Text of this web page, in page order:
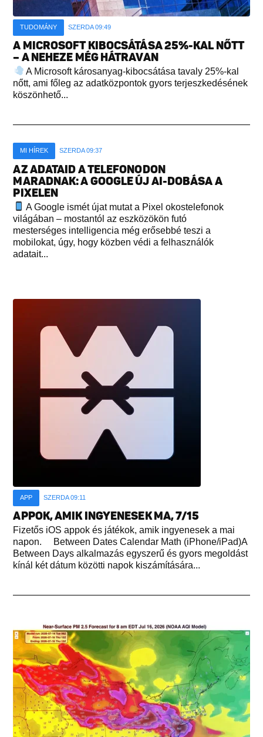
TUDOMÁNY SZERDA 09:49
A MICROSOFT KIBOCSÁTÁSA 25%-KAL NŐTT
– A NEHEZE MÉG HÁTRAVAN
A Microsoft károsanyag-kibocsátása tavaly 25%-kal
nőtt, ami főleg az adatközpontok gyors terjeszkedésének
köszönhető...
MI HÍREK SZERDA 09:37
AZ ADATAID A TELEFONODON
MARADNAK: A GOOGLE ÚJ AI-DOBÁSA A
PIXELEN
A Google ismét újat mutat a Pixel okostelefonok
világában – mostantól az eszközökön futó
mesterséges intelligencia még erősebbé teszi a
mobilokat, úgy, hogy közben védi a felhasználók
adatait...
APP SZERDA 09:11
APPOK, AMIK INGYENESEK MA, 7/15
Fizetős iOS appok és játékok, amik ingyenesek a mai
napon. Between Dates Calendar Math (iPhone/iPad)A
Between Days alkalmazás egyszerű és gyors megoldást
kínál két dátum közötti napok kiszámítására...